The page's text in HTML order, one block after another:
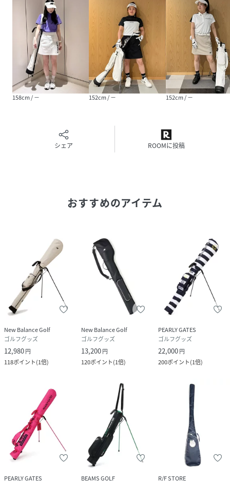
158cm / － 152cm / － 152cm / －
シェア ROOMに投稿
おすすめのアイテム
New Balance Golf
ゴルフグッズ
12,980円
118ポイント(1倍)
New Balance Golf
ゴルフグッズ
13,200円
120ポイント(1倍)
PEARLY GATES
ゴルフグッズ
22,000円
200ポイント(1倍)
PEARLY GATES BEAMS GOLF R/F STORE